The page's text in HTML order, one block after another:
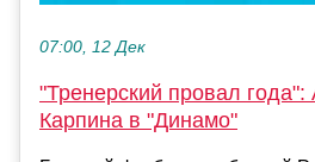
07:00, 12 Дек
"Тренерский провал
Карпина в "Динамо"